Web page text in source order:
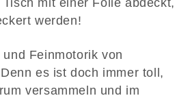
mit einer Folie abdeckt,
werden!
Feinmotorik von
es ist doch immer toll,
versammeln und im